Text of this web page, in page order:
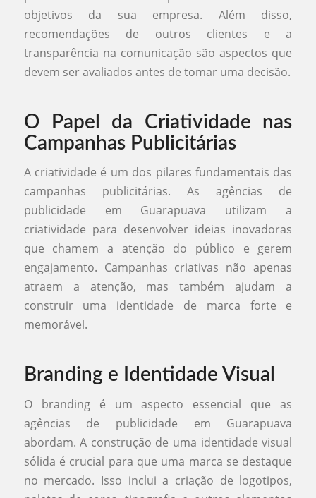
objetivos da sua empresa. Além disso,
recomendações de outros clientes e a
transparência na comunicação são aspectos que
devem ser avaliados antes de tomar uma decisão.
O Papel da Criatividade nas
Campanhas Publicitárias
A criatividade é um dos pilares fundamentais das
campanhas publicitárias. As agências de
publicidade em Guarapuava utilizam a
criatividade para desenvolver ideias inovadoras
que chamem a atenção do público e gerem
engajamento. Campanhas criativas não apenas
atraem a atenção, mas também ajudam a
construir uma identidade de marca forte e
memorável.
Branding e Identidade Visual
O branding é um aspecto essencial que as
agências de publicidade em Guarapuava
abordam. A construção de uma identidade visual
sólida é crucial para que uma marca se destaque
no mercado. Isso inclui a criação de logotipos,